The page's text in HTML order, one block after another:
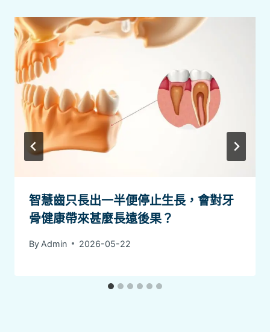
智慧齒只長出一半便停止生長，會對牙
骨健康帶來甚麼長遠後果？
By Admin 2026-05-22